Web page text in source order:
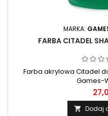
MARKA:
FARBA CITADEL
Farba akrylowa Citadel
Games-
 Dodaj